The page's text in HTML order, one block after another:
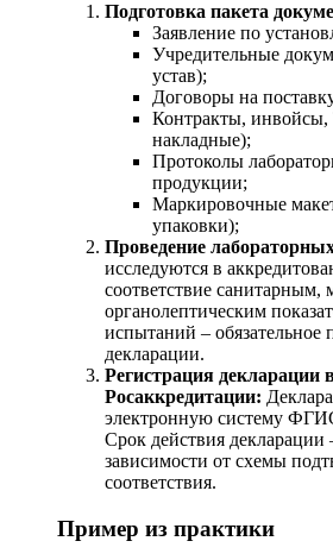
Подготовка пакета
Заявление по
Учредительные
устав);
Договоры на
Контракты,
накладные);
Протоколы
продукции;
Маркировочные
упаковки);
Проведение
исследуются в
соответствие
органолептическим
испытаний – обязательное
декларации.
Регистрация декларации
Росаккредитации:
электронную систему
Срок действия декларации
зависимости от схемы
соответствия.
Пример из практики